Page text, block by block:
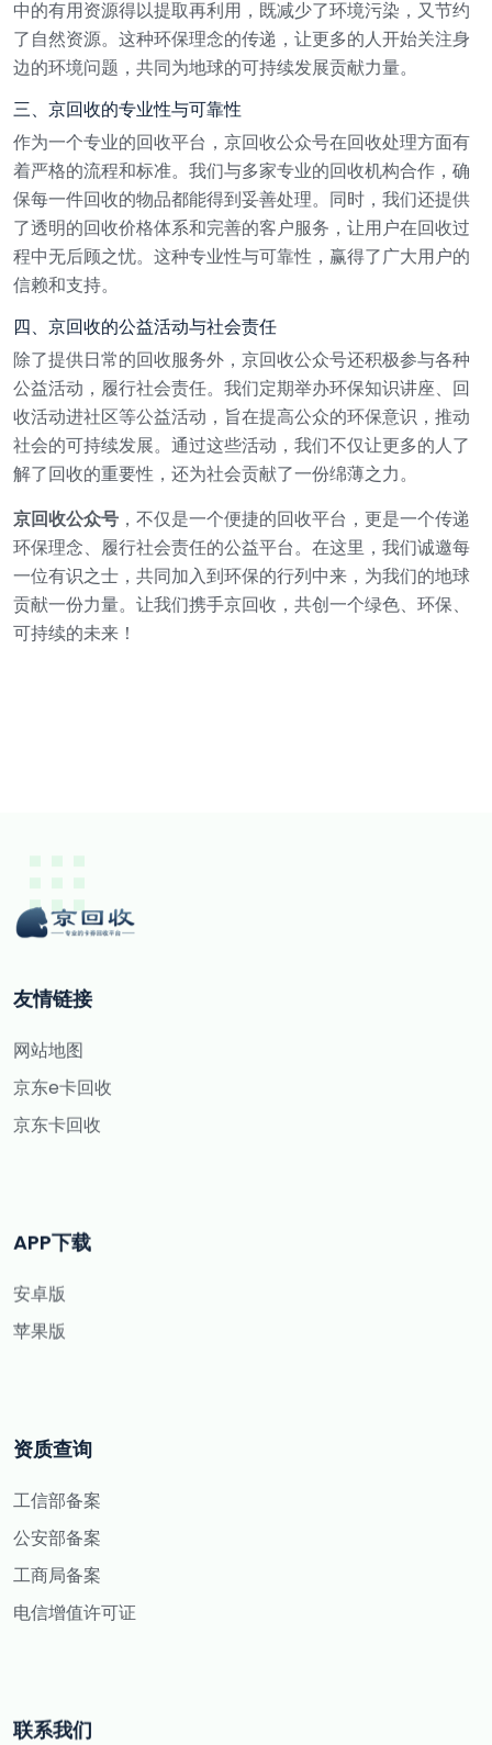
中的有用资源得以提取再利用，既减少了环境污染，又节约
了自然资源。这种环保理念的传递，让更多的人开始关注身
边的环境问题，共同为地球的可持续发展贡献力量。
三、京回收的专业性与可靠性
作为一个专业的回收平台，京回收公众号在回收处理方面有
着严格的流程和标准。我们与多家专业的回收机构合作，确
保每一件回收的物品都能得到妥善处理。同时，我们还提供
了透明的回收价格体系和完善的客户服务，让用户在回收过
程中无后顾之忧。这种专业性与可靠性，赢得了广大用户的
信赖和支持。
四、京回收的公益活动与社会责任
除了提供日常的回收服务外，京回收公众号还积极参与各种
公益活动，履行社会责任。我们定期举办环保知识讲座、回
收活动进社区等公益活动，旨在提高公众的环保意识，推动
社会的可持续发展。通过这些活动，我们不仅让更多的人了
解了回收的重要性，还为社会贡献了一份绵薄之力。
京回收公众号 ，不仅是一个便捷的回收平台，更是一个传递
环保理念、履行社会责任的公益平台。在这里，我们诚邀每
一位有识之士，共同加入到环保的行列中来，为我们的地球
贡献一份力量。让我们携手京回收，共创一个绿色、环保、
可持续的未来！
友情链接
网站地图
京东e卡回收
京东卡回收
APP下载
安卓版
苹果版
资质查询
工信部备案
公安部备案
工商局备案
电信增值许可证
联系我们